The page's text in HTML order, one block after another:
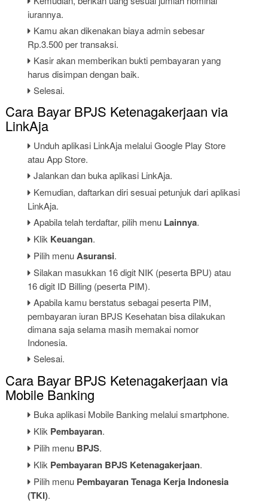
iurannya.
Kamu akan dikenakan biaya admin sebesar
Rp.3.500 per transaksi.
Kasir akan memberikan bukti pembayaran yang
harus disimpan dengan baik.
Selesai.
Cara Bayar BPJS Ketenagakerjaan via
LinkAja
Unduh aplikasi LinkAja melalui Google Play Store
atau App Store.
Jalankan dan buka aplikasi LinkAja.
Kemudian, daftarkan diri sesuai petunjuk dari aplikasi
LinkAja.
Apabila telah terdaftar, pilih menu Lainnya.
Klik Keuangan.
Pilih menu Asuransi.
Silakan masukkan 16 digit NIK (peserta BPU) atau
16 digit ID Billing (peserta PIM).
Apabila kamu berstatus sebagai peserta PIM,
pembayaran iuran BPJS Kesehatan bisa dilakukan
dimana saja selama masih memakai nomor
Indonesia.
Selesai.
Cara Bayar BPJS Ketenagakerjaan via
Mobile Banking
Buka aplikasi Mobile Banking melalui smartphone.
Klik Pembayaran.
Pilih menu BPJS.
Klik Pembayaran BPJS Ketenagakerjaan.
Pilih menu Pembayaran Tenaga Kerja Indonesia
(TKI).